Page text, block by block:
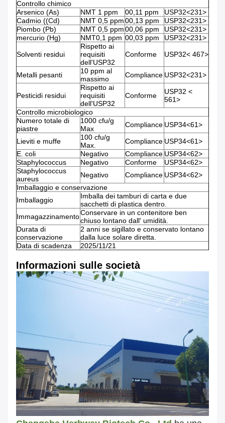
Controllo chimico
Arsenico (As)
NMT 1 ppm 00,11 ppm
USP32<231>
Cadmio ((Cd)
NMT 0,5 ppm00,13 ppm
USP32<231>
Piombo (Pb)
NMT 0,5 ppm00,06 ppm
USP32<231>
mercurio (Hg)
NMT0,1 ppm 00,03 ppm USP32<231>
Solventi residui
Rispetto ai
requisiti
dell'USP32
Conforme USP32< 467>
Metalli pesanti
10 ppm al
massimo
Compliance USP32<231>
Pesticidi residui
Rispetto ai
requisiti
dell'USP32
Conforme
USP32 <
561>
Controllo microbiologico
Numero totale di
piastre
1000 cfu/g
Max
Compliance USP34<61>
Lieviti e muffe
100 cfu/g
Max.
Compliance USP34<61>
E. coli
Negativo Compliance USP34<62>
Staphylococcus
Negativo Conforme
USP34<62>
Staphylococcus
aureus
Negativo Compliance USP34<62>
Imballaggio e conservazione
Imballaggio
Imballa dei tamburi di carta e due
sacchetti di plastica dentro.
ImmagazzinamentoConservare in un contenitore ben
chiuso lontano dall' umidità.
Durata di
conservazione
2 anni se sigillato e conservato lontano
dalla luce solare diretta.
Data di scadenza
2025/11/21
Informazioni sulle società